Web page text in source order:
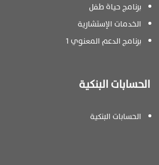
برنامج حياة طفل
الخدمات الإستشارية
برنامج الدعم المعنوي 1
الحسابات البنكية
الحسابات البنكية